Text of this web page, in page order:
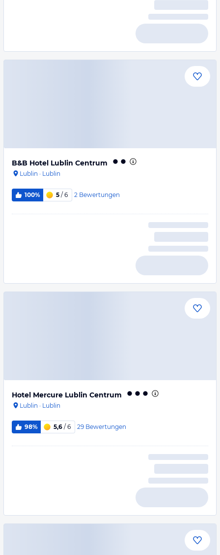
B&B Hotel Lublin Centrum
Lublin · Lublin
100% 5 / 6 2 Bewertungen
Hotel Mercure Lublin Centrum
Lublin · Lublin
98% 5,6 / 6 29 Bewertungen